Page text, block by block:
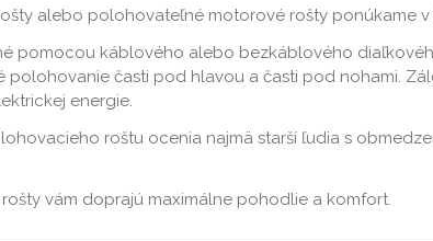
alebo polohovateľné motorové rošty ponúkame
pomocou káblového alebo bezkáblového
polohovanie časti pod hlavou a časti pod nohami.
energie.
roštu ocenia najmä starší ľudia s
vám doprajú maximálne pohodlie a komfort.